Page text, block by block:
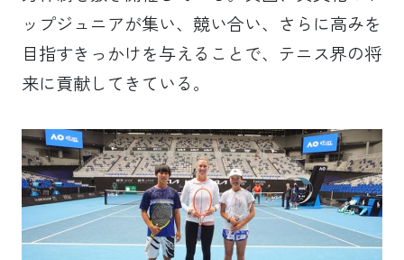
ップジュニアが集い、競い合い、さらに高みを
目指すきっかけを与えることで、テニス界の将
来に貢献してきている。